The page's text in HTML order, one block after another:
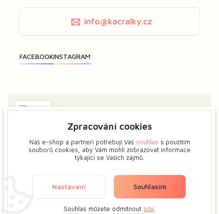
Zajímá vás má tvorba? Dejte mi předem vědět a ukážeme
Zobrazit na mapě
info@kacralky.cz
Zpracování cookies
Náš e-shop a partneři potřebují Váš souhlas s použitím
souborů cookies, aby Vám mohli zobrazovat informace
týkající se Vašich zájmů.
Nastavení Souhlasím
Souhlas můžete odmítnout zde.